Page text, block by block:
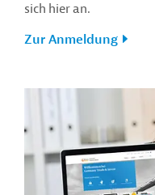
sich hier an.
Zur Anmeldung